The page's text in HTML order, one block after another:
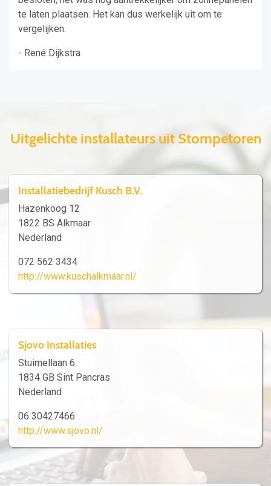
te laten plaatsen. Het kan dus werkelijk uit om te
vergelijken.
- René Dijkstra
Uitgelichte installateurs uit Stompetoren
Installatiebedrijf Kusch B.V.
Hazenkoog 12
1822 BS Alkmaar
Nederland
072 562 3434
http://www.kuschalkmaar.nl/
Sjovo Installaties
Stuimellaan 6
1834 GB Sint Pancras
Nederland
06 30427466
http://www.sjovo.nl/